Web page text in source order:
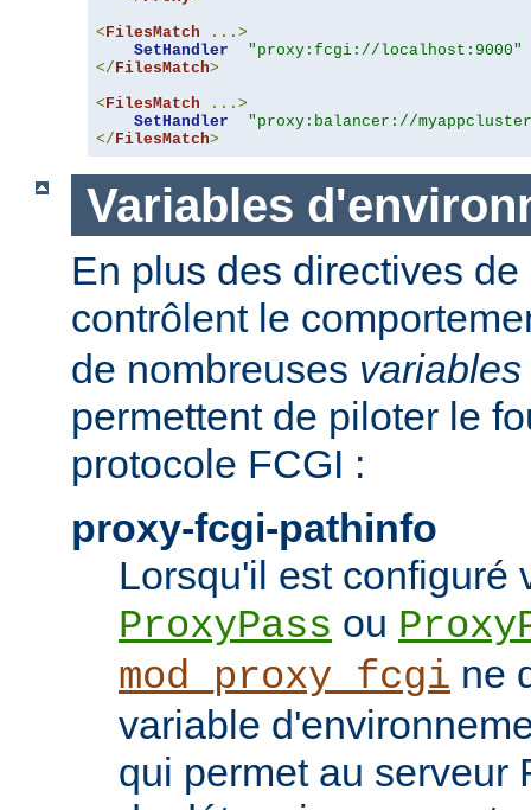
< FilesMatch
...>
SetHandler
"proxy:fcgi://localhost:9000"
</ FilesMatch>
< FilesMatch
...>
SetHandler
"proxy:balancer://
</ FilesMatch>
Variables
En plus des directives
contrôlent le
de nombreuses
permettent de piloter le
protocole FCGI :
proxy-fcgi-pathinfo
Lorsqu'il est configuré
ProxyPass ou
mod_proxy_fcgi ne
variable
qui permet au serveur